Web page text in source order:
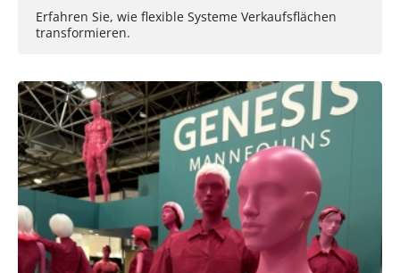
Erfahren Sie, wie flexible Systeme Verkaufsflächen
transformieren.